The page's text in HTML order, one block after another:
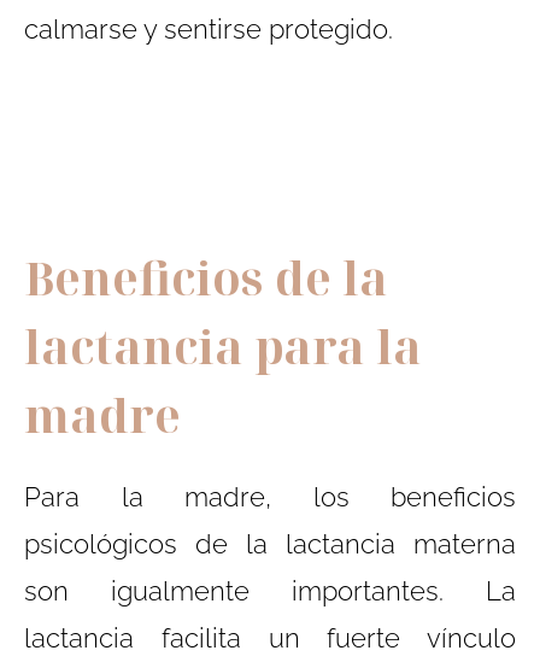
calmarse y sentirse protegido.
Beneficios de la
lactancia para la
madre
Para la madre, los beneficios
psicológicos de la lactancia materna
son igualmente importantes. La
lactancia facilita un fuerte vínculo